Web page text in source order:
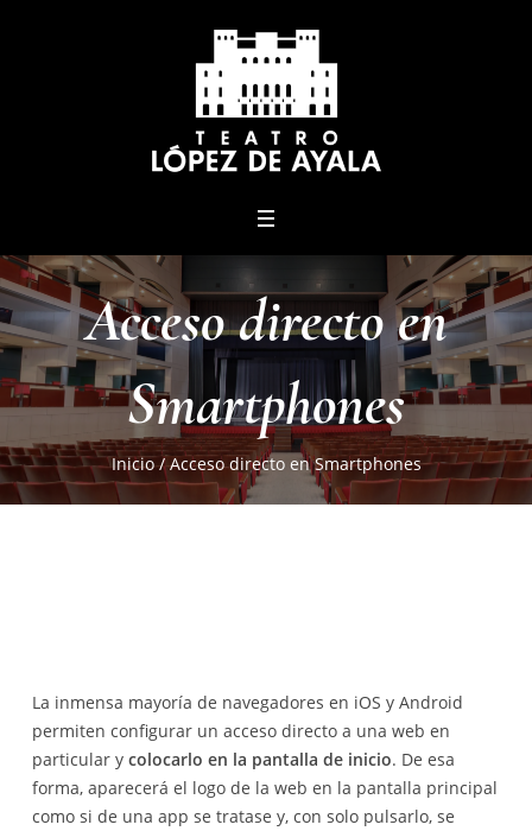
Acceso directo en
Smartphones
Inicio /Acceso directo en Smartphones
La inmensa mayoría de navegadores en iOS y Android
permiten configurar un acceso directo a una web en
particular y colocarlo en la pantalla de inicio. De esa
forma, aparecerá el logo de la web en la pantalla principal
como si de una app se tratase y, con solo pulsarlo, se